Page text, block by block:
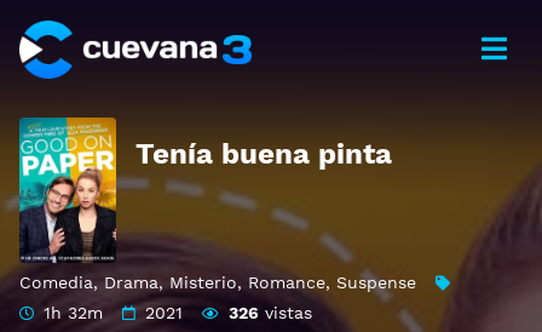
Tenía buena pinta
Comedia, Drama, Misterio, Romance, Suspense
1h 32m
2021 326 vistas